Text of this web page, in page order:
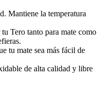
Mantiene la temperatura
Tero tanto para mate como
tu mate sea más fácil de
de alta calidad y libre